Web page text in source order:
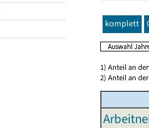
komplett
1) Anteil an
2) Anteil an